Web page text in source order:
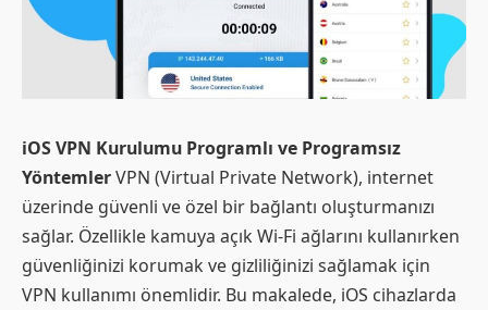
iOS VPN Kurulumu Programlı ve Programsız
YöntemlerVPN (Virtual Private Network), internet
üzerinde güvenli ve özel bir bağlantı oluşturmanızı
sağlar. Özellikle kamuya açık Wi-Fi ağlarını kullanırken
güvenliğinizi korumak ve gizliliğinizi sağlamak için
VPN kullanımı önemlidir. Bu makalede, iOS cihazlarda